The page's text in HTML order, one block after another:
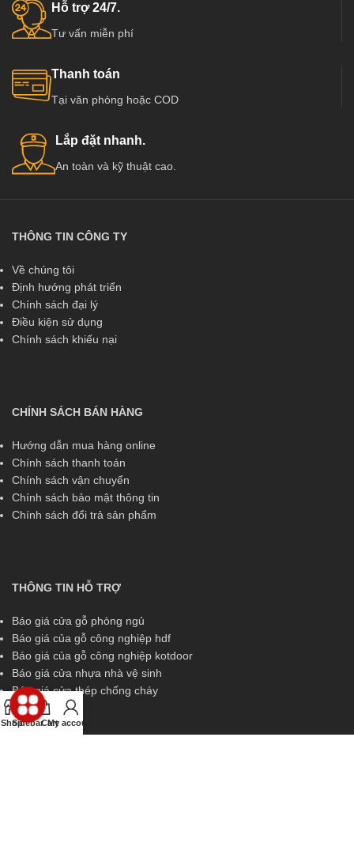
Hỗ trợ 24/7.
Tư vấn miễn phí
Thanh toán
Tại văn phòng hoặc COD
Lắp đặt nhanh.
An toàn và kỹ thuật cao.
THÔNG TIN CÔNG TY
Về chúng tôi
Định hướng phát triển
Chính sách đại lý
Điều kiện sử dụng
Chính sách khiếu nại
CHÍNH SÁCH BÁN HÀNG
Hướng dẫn mua hàng online
Chính sách thanh toán
Chính sách vận chuyển
Chính sách bảo mật thông tin
Chính sách đổi trả sản phẩm
THÔNG TIN HỖ TRỢ
Báo giá cửa gỗ phòng ngủ
Báo giá của gỗ công nghiệp hdf
Báo giá của gỗ công nghiệp kotdoor
Báo giá cửa nhựa nhà vệ sinh
Báo giá cửa thép chống cháy
ShopSidebarCart
My account